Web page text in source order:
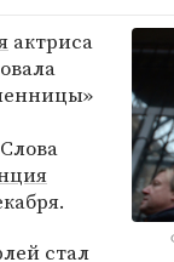
актриса
стал